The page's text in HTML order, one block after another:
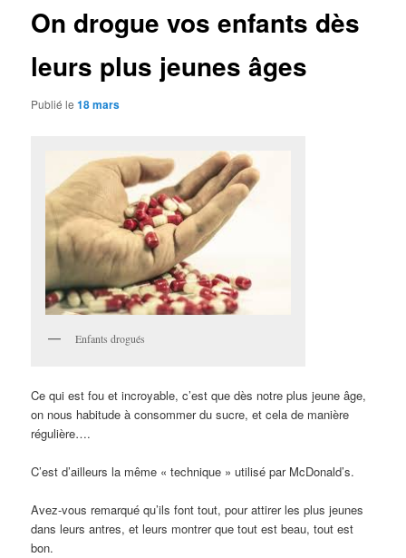
On drogue vos enfants dès
leurs plus jeunes âges
Publié le18 mars
Enfants drogués
Ce qui est fou et incroyable, c’est que dès notre plus jeune âge,
on nous habitude à consommer du sucre, et cela de manière
régulière….
C’est d’ailleurs la même « technique » utilisé par McDonald’s.
Avez-vous remarqué qu’ils font tout, pour attirer les plus jeunes
dans leurs antres, et leurs montrer que tout est beau, tout est
bon.